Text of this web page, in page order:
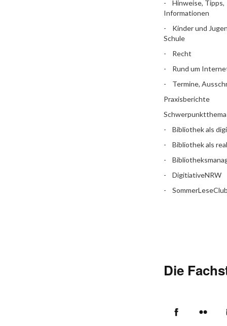
Hinweise, Tipps,
Informationen
Kinder und
Schule
Recht
Rund um
Termine,
Praxisberichte
Schwerpunktthema
Bibliothek als
Bibliothek als
DigitiativeNRW
Die